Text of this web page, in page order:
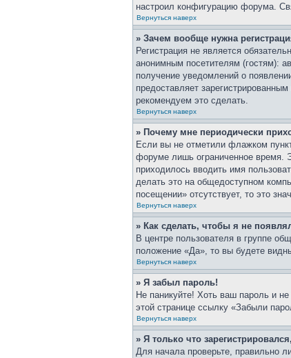
настроил конфигурацию форума.
Вернуться наверх
» Зачем вообще нужна
Регистрация не является
анонимным посетителям (гостям):
получение уведомлений о
предоставляет
рекомендуем это сделать.
Вернуться наверх
» Почему мне периодически
Если вы не отметили флажком
форуме лишь ограниченное время.
приходилось вводить имя
делать это на общедоступном
посещении» отсутствует, то это
Вернуться наверх
» Как сделать, чтобы я не
В центре пользователя в группе
положение «Да», то вы будете
Вернуться наверх
» Я забыл пароль!
Не паникуйте! Хоть ваш пароль и
этой странице ссылку «Забыли
Вернуться наверх
» Я только что
Для начала проверьте, правильно